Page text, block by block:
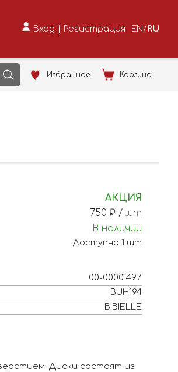
Вход | Регистрация EN /RU
Избранное Корзина
00-00001497
BUH194
BIBIELLE
Диски состоят из
АКЦИЯ
750 ₽ / шт
В наличии
Доступно 1 шт